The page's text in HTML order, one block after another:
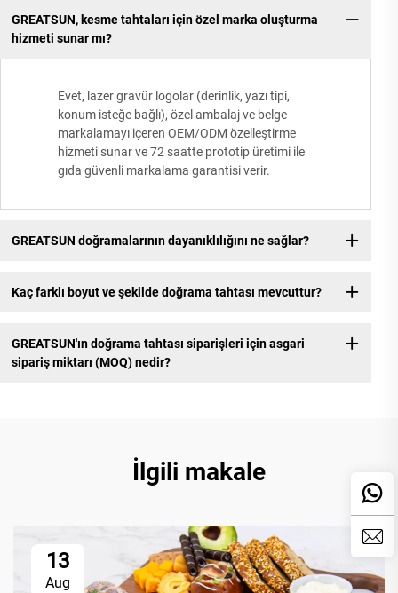
GREATSUN, kesme tahtaları için özel marka oluşturma
hizmeti sunar mı?
Evet, lazer gravür logolar (derinlik, yazı tipi,
konum isteğe bağlı), özel ambalaj ve belge
markalamayı içeren OEM/ODM özelleştirme
hizmeti sunar ve 72 saatte prototip üretimi ile
gıda güvenli markalama garantisi verir.
GREATSUN doğramalarının dayanıklılığını ne sağlar?
Kaç farklı boyut ve şekilde doğrama tahtası mevcuttur?
GREATSUN'ın doğrama tahtası siparişleri için asgari
sipariş miktarı (MOQ) nedir?
İlgili makale
13
Aug